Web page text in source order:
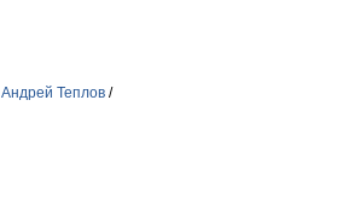
Андрей Теплов /